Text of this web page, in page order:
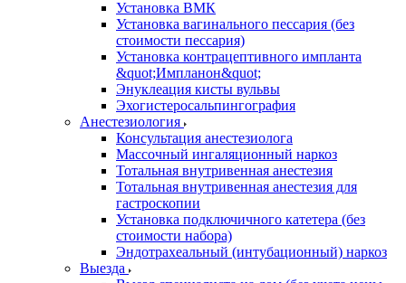
Установка ВМК
Установка вагинального пессария (без
стоимости пессария)
Установка контрацептивного импланта
&quot;Импланон&quot;
Энуклеация кисты вульвы
Эхогистеросальпингография
Анестезиология
Консультация анестезиолога
Массочный ингаляционный наркоз
Тотальная внутривенная анестезия
Тотальная внутривенная анестезия для
гастроскопии
Установка подключичного катетера (без
стоимости набора)
Эндотрахеальный (интубационный) наркоз
Выезда